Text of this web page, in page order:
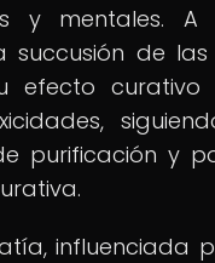
y mentales.
succusión de las
efecto curativo
purificación y
influenciada